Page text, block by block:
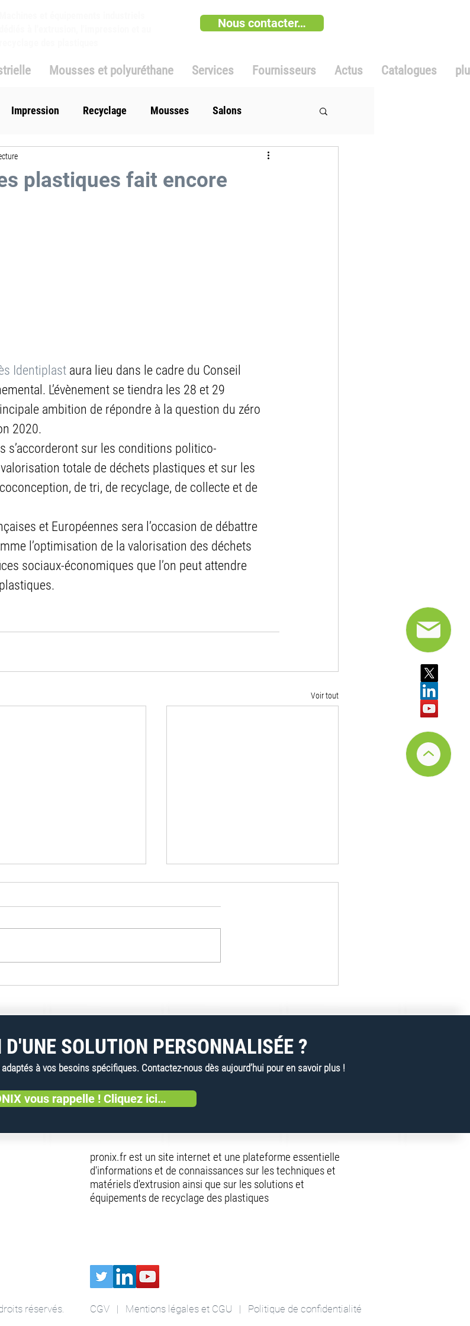
Nous contacter…
Mousses et polyuréthane Services Fournisseurs Actus Catalogues
Impression Recyclage Mousses Salons
plastiques fait encore
Identiplast aura lieu dans le cadre du Conseil
L’évènement se tiendra les 28 et 29
ambition de répondre à la question du zéro
2020.
s’accorderont sur les conditions politico-
totale de déchets plastiques et sur les
de tri, de recyclage, de collecte et de
et Européennes sera l’occasion de débattre
l’optimisation de la valorisation des déchets
sociaux-économiques que l’on peut attendre
Voir tout
France ?
SOLUTION PERSONNALISÉE ?
à vos besoins spécifiques. Contactez-nous dès aujourd’hui pour en savoir plus !
vous rappelle ! Cliquez ici…
pronix.fr est un site internet et une plateforme essentielle
d'informations et de connaissances sur les techniques et
matériels d'extrusion ainsi que sur les solutions et
équipements de recyclage des plastiques
réservés. CGV | Mentions légales et CGU | Politique de confidentialité